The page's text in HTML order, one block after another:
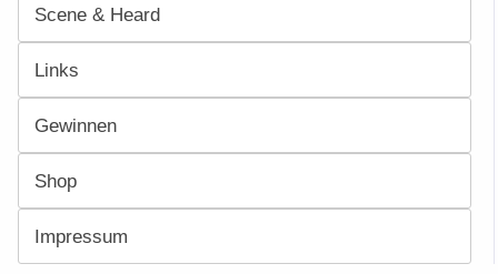
Scene & Heard
Links
Gewinnen
Shop
Impressum